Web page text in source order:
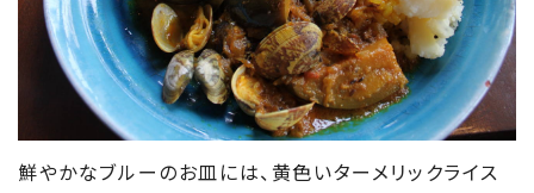
鮮やかなブルーのお皿には、黄色いターメリックライス